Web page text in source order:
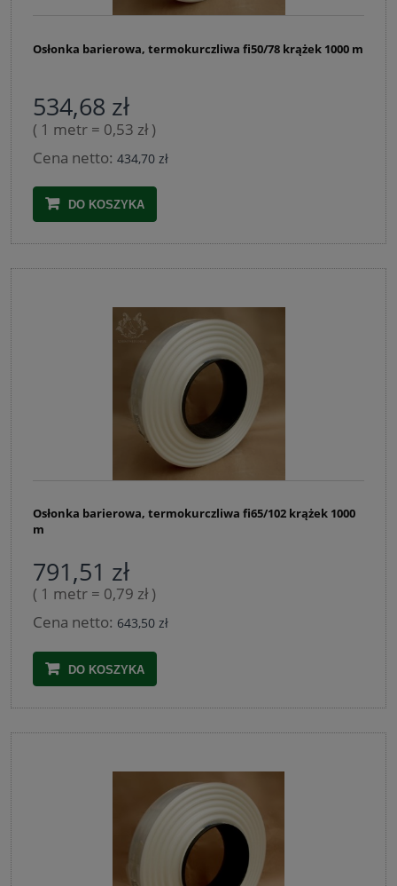
Osłonka barierowa, termokurczliwa fi50/78 krążek 1000 m
534,68 zł
( 1 metr = 0,53 zł )
Cena netto: 434,70 zł
DO KOSZYKA
Osłonka barierowa, termokurczliwa fi65/102 krążek 1000
m
791,51 zł
( 1 metr = 0,79 zł )
Cena netto: 643,50 zł
DO KOSZYKA